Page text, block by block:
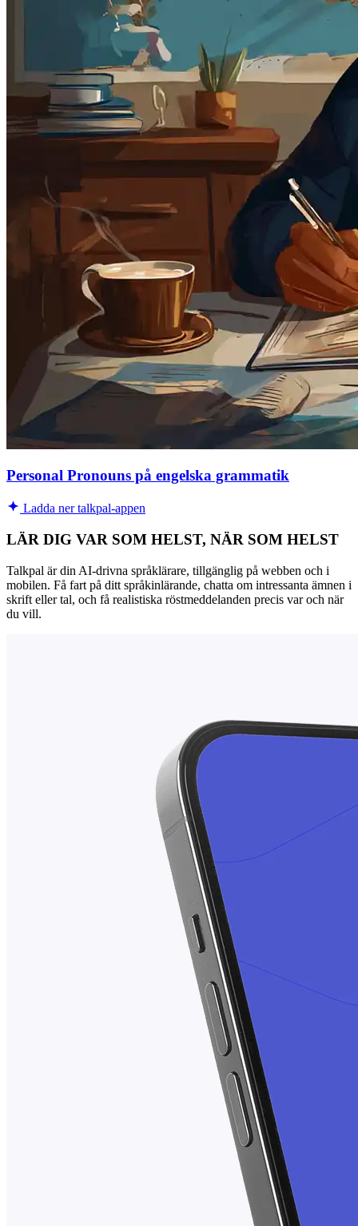
Personal Pronouns på engelska grammatik
Ladda ner talkpal-appen
LÄR DIG VAR SOM HELST, NÄR SOM HELST
Talkpal är din AI-drivna språklärare, tillgänglig på webben och i
mobilen. Få fart på ditt språkinlärande, chatta om intressanta ämnen i
skrift eller tal, och få realistiska röstmeddelanden precis var och när
du vill.